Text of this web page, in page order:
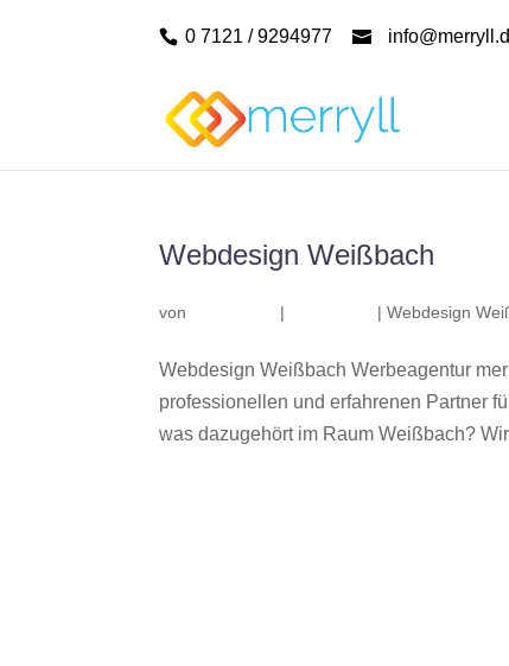
0 7121 / 9294977
Webdesign Weißbach
von | |Webdesign
Webdesign Weißbach Werbeagentur
professionellen und erfahrenen Partner
was dazugehört im Raum Weißbach?